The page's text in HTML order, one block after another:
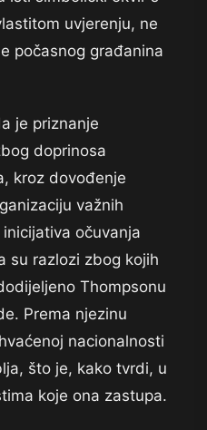
uvjerenju, ne
počasnog građanina
je priznanje
doprinosa
kroz dovođenje
važnih
očuvanja
su razlozi zbog kojih
Thompsonu
Prema njezinu
nacionalnosti
što je, kako tvrdi, u
koje ona zastupa.